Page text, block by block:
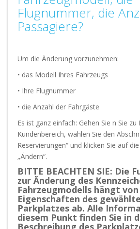
Flugnummer, die
Passagiere?
Um die Änderung vorzunehmen:
• das Modell Ihres Fahrzeugs
• Ihre Flugnummer
• die Anzahl der Fahrgäste
Es ist ganz einfach: Gehen Sie n Sie zu
Kundenbereich, wählen Sie den
Reservierungen“ und klicken Sie auf
„Ändern“.
BITTE BEACHTEN SIE: Die
zur Änderung des
Fahrzeugmodells hängt von
Eigenschaften des
Parkplatzes ab. Alle
diesem Punkt finden Sie in
Beschreibung des